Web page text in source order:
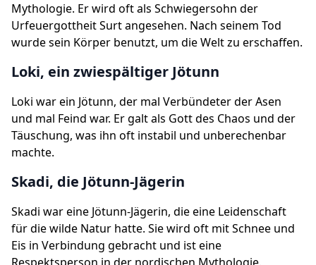
Mythologie. Er wird oft als Schwiegersohn der
Urfeuergottheit Surt angesehen. Nach seinem Tod
wurde sein Körper benutzt, um die Welt zu erschaffen.
Loki, ein zwiespältiger Jötunn
Loki war ein Jötunn, der mal Verbündeter der Asen
und mal Feind war. Er galt als Gott des Chaos und der
Täuschung, was ihn oft instabil und unberechenbar
machte.
Skadi, die Jötunn-Jägerin
Skadi war eine Jötunn-Jägerin, die eine Leidenschaft
für die wilde Natur hatte. Sie wird oft mit Schnee und
Eis in Verbindung gebracht und ist eine